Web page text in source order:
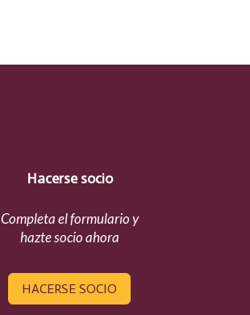
Hacerse socio
Completa el formulario y
hazte socio ahora
HACERSE SOCIO